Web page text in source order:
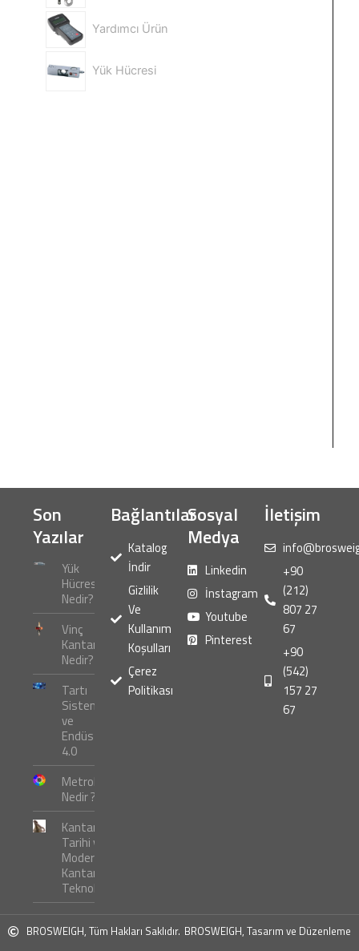
Yardımcı Ürün
Yük Hücresi
Son
Yazılar
Yük
Hücresi
Nedir?
Vinç
Kantarı
Nedir?
Tartı
Sistemleri
ve
Endüstri
4.0
Metroloji
Nedir ?
Kantar
Tarihi ve
Modern
Kantar
Teknolojileri
Bağlantılar
Katalog
İndir
Gizlilik
Ve
Kullanım
Koşulları
Çerez
Politikası
Sosyal
Medya
Linkedin
İnstagram
Youtube
Pinterest
İletişim
+90
(212)
807 27
67
+90
(542)
157 27
67
BROSWEIGH, Tüm Hakları Saklıdır. BROSWEIGH, Tasarım ve Düzenleme